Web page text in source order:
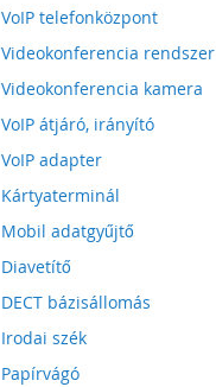
VoIP telefonközpont
Videokonferencia rendszer
Videokonferencia kamera
VoIP átjáró, irányító
VoIP adapter
Kártyaterminál
Mobil adatgyűjtő
Diavetítő
DECT bázisállomás
Irodai szék
Papírvágó